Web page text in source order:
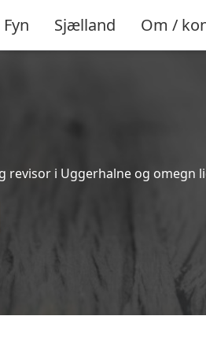
Fyn Sjælland Om /
i Uggerhalne og omegn